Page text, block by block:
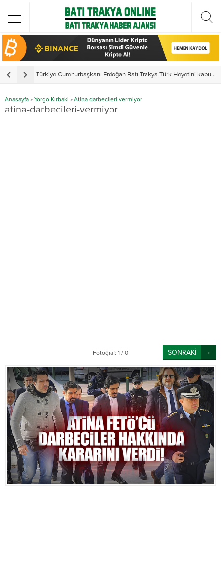
Türkiye Cumhurbaşkanı Erdoğan Batı Trakya Türk Heyetini kabul etti
Anasayfa » Yorgo Kırbaki » Atina darbecileri vermiyor
atina-darbecileri-vermiyor
Fotoğraf: 1 / 0 SONRAKİ